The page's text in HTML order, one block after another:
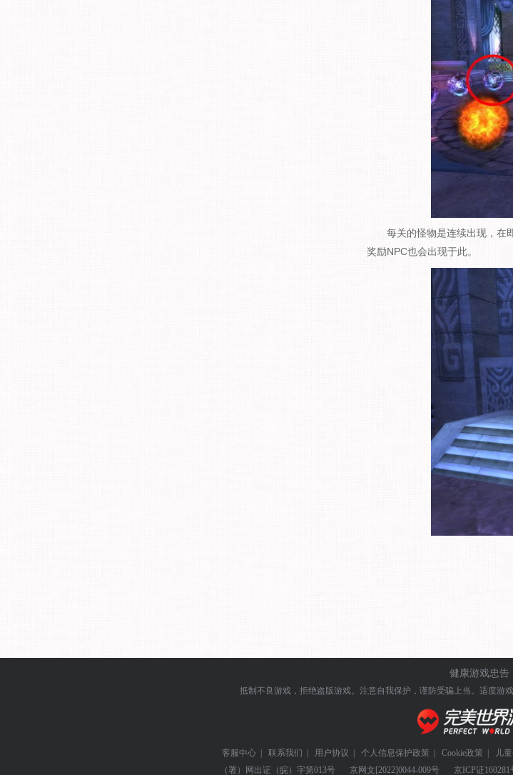
每关的怪物是连续出现，在即
奖励NPC也会出现于此。
健康游戏忠告
抵制不良游戏，拒绝盗版游戏。注意自我保护，谨防受骗上当。 适度游
客服中心 | 联系我们 | 用户协议 | 个人信息保护政策 | Cookie政策 | 儿
（署）网出证（皖）字第013号
京网文[2022]0044-009号 京ICP证160281